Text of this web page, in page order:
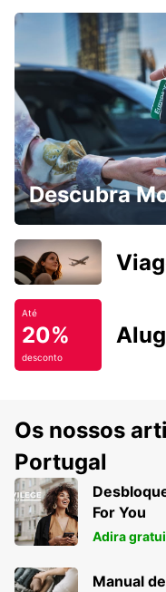
Descubra
Até
20%
desconto
Os nossos
Portugal
For You
Adira
Manual